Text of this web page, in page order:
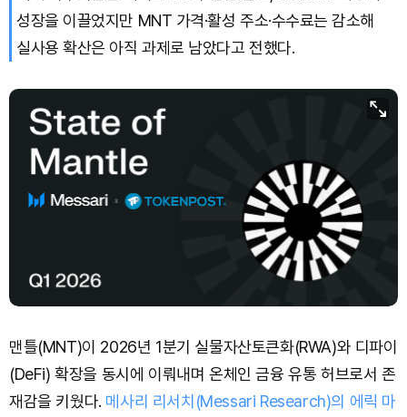
성장을 이끌었지만 MNT 가격·활성 주소·수수료는 감소해
실사용 확산은 아직 과제로 남았다고 전했다.
맨틀(MNT)이 2026년 1분기 실물자산토큰화(RWA)와 디파이
(DeFi) 확장을 동시에 이뤄내며 온체인 금융 유통 허브로서 존
재감을 키웠다. 메사리 리서치(Messari Research)의 에릭 마